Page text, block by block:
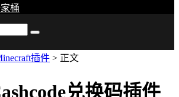
桶
插件 > 正文
兑换码插件